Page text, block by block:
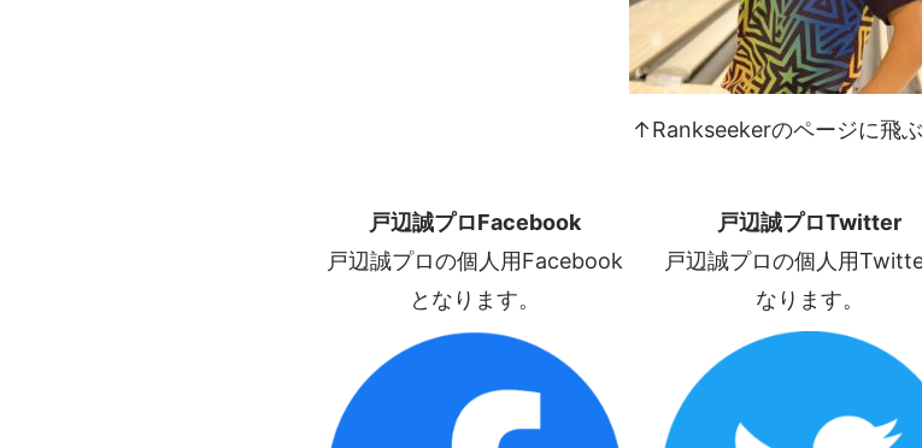
↑Rankseekerのページに飛
戸辺誠プロFacebook
戸辺誠プロの個人用Facebook
となります。
戸辺誠プロTwitter
戸辺誠プロの個人用
なります。